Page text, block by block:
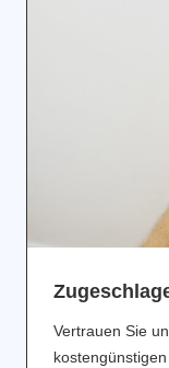
Vertrauen Sie